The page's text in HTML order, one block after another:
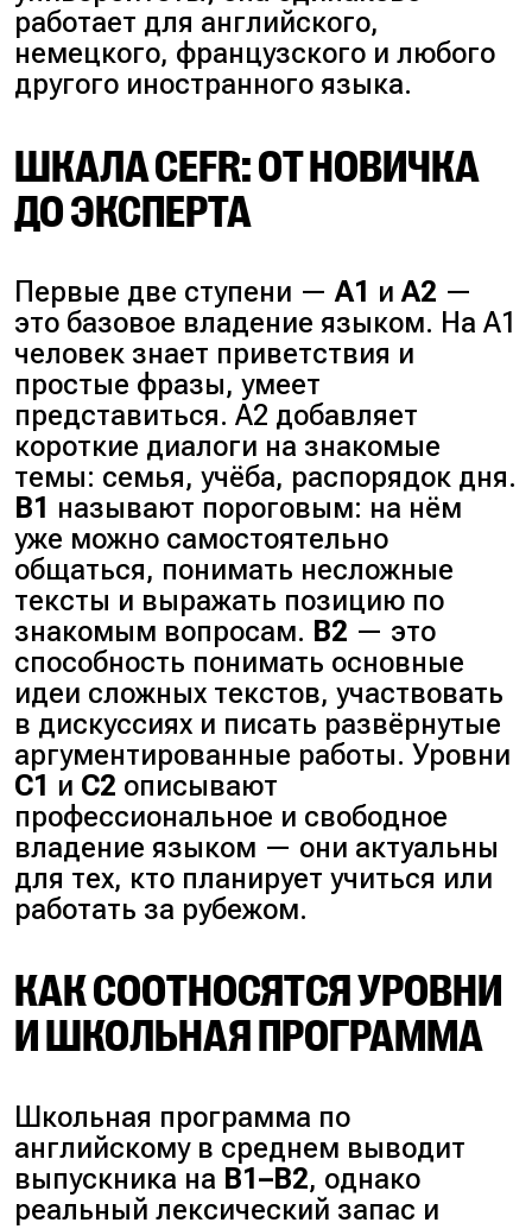
работает для английского,
немецкого, французского и любого
другого иностранного языка.
ШКАЛА CEFR: ОТ НОВИЧКА
ДО ЭКСПЕРТА
Первые две ступени —A1 иA2 —
это базовое владение языком. На A1
человек знает приветствия и
простые фразы, умеет
представиться. A2 добавляет
короткие диалоги на знакомые
темы: семья, учёба, распорядок дня.
B1 называют пороговым: на нём
уже можно самостоятельно
общаться, понимать несложные
тексты и выражать позицию по
знакомым вопросам. B2 — это
способность понимать основные
идеи сложных текстов, участвовать
в дискуссиях и писать развёрнутые
аргументированные работы. Уровни
C1 и C2 описывают
профессиональное и свободное
владение языком — они актуальны
для тех, кто планирует учиться или
работать за рубежом.
КАК СООТНОСЯТСЯ УРОВНИ
И ШКОЛЬНАЯ ПРОГРАММА
Школьная программа по
английскому в среднем выводит
выпускника на B1–B2, однако
реальный лексический запас и